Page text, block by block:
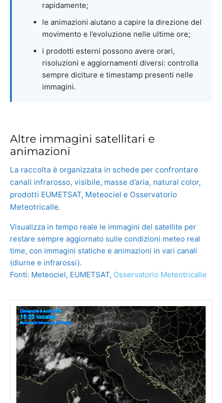
rapidamente;
le animazioni aiutano a capire la direzione del
movimento e l’evoluzione nelle ultime ore;
i prodotti esterni possono avere orari,
risoluzioni e aggiornamenti diversi: controlla
sempre diciture e timestamp presenti nelle
immagini.
Altre immagini satellitari e
animazioni
La raccolta è organizzata in schede per confrontare
canali infrarosso, visibile, masse d’aria, natural color,
prodotti EUMETSAT, Meteociel e Osservatorio
Meteotricalle.
Visualizza in tempo reale le immagini del satellite per
restare sempre aggiornato sulle condizioni meteo real
time, con immagini statiche e animazioni in vari canali
(diurne e infrarossi).
Fonti: Meteociel, EUMETSAT, Osservatorio Meteotricalle